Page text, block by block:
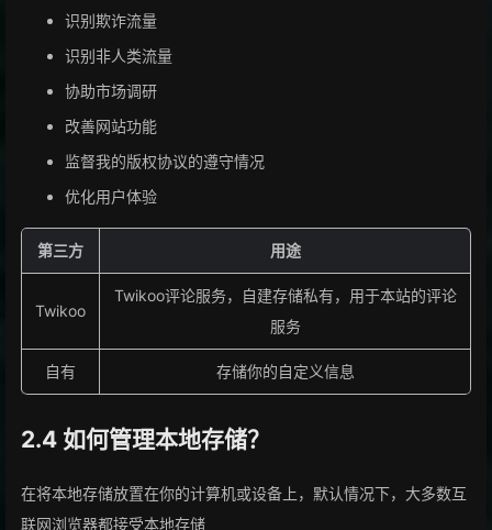
识别欺诈流量
识别非人类流量
协助市场调研
改善网站功能
监督我的版权协议的遵守情况
优化用户体验
第三方 用途
Twikoo
Twikoo评论服务，自建存储私有，用于本站的评论
服务
自有 存储你的自定义信息
2.4 如何管理本地存储？
在将本地存储放置在你的计算机或设备上，默认情况下，大多数互
联网浏览器都接受本地存储